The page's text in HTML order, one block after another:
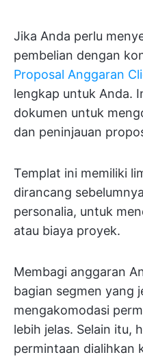
Jika Anda perlu
pembelian dengan
Proposal Anggaran
lengkap untuk Anda.
dokumen untuk
dan peninjauan
Templat ini memiliki
dirancang
personalia, untuk
atau biaya proyek.
Membagi anggaran
bagian segmen yang
mengakomodasi
lebih jelas. Selain itu,
permintaan dialihkan